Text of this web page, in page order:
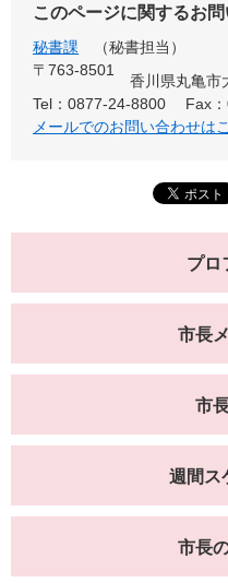
このページに関するお
秘書課
秘書担当
〒763-8501
香川県丸亀市
Tel：0877-24-8800
Fax
メールでのお問い合わせは
プロ
市長
市
週間ス
市長